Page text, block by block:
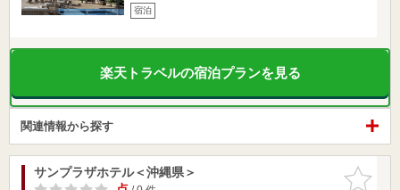
宿泊
楽天トラベルの宿泊プランを見る
関連情報から探す
お気に入
りに追加
サンプラザホテル＜沖縄県＞